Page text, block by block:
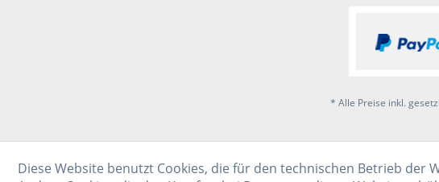
* Alle Preise inkl.
Diese Website benutzt Cookies, die für den technischen Betrieb der